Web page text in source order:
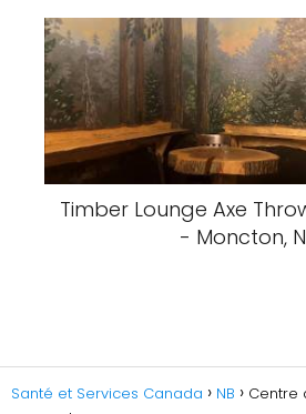
Timber Lounge Axe
- Moncton,
Santé et Services Canada NB
Centre